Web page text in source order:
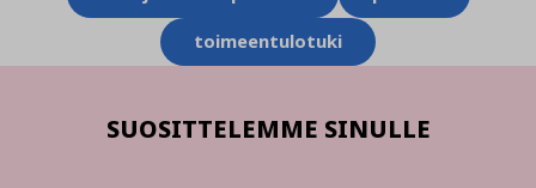
toimeentulotuki
SUOSITTELEMME SINULLE